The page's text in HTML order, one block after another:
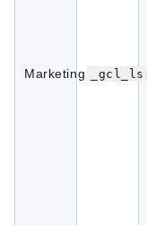
Marketing _gcl_ls